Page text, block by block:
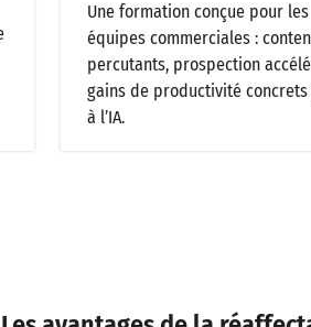
Une formation conçue pour les
équipes commerciales :
percutants, prospection
gains de productivité
à l’IA.